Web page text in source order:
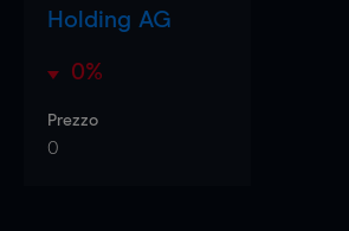
Holding AG
0%
Prezzo
0